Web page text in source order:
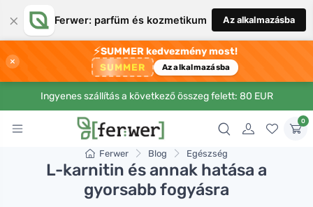
× Ferwer: parfüm és kozmetikum Az alkalmazásba
×
⚡SUMMER kedvezmény most!
SUMMER Az alkalmazásba
Ingyenes szállítás a következő összeg felett: 80 EUR
0
Ferwer Blog Egészség
L-karnitin és annak hatása a
gyorsabb fogyásra